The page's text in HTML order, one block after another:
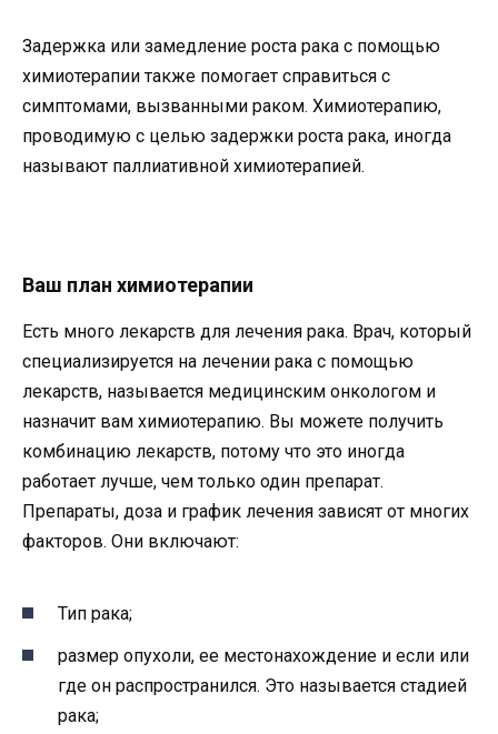
Задержка или замедление роста рака с помощью
химиотерапии также помогает справиться с
симптомами, вызванными раком. Химиотерапию,
проводимую с целью задержки роста рака, иногда
называют паллиативной химиотерапией.
Ваш план химиотерапии
Есть много лекарств для лечения рака. Врач, который
специализируется на лечении рака с помощью
лекарств, называется медицинским онкологом и
назначит вам химиотерапию. Вы можете получить
комбинацию лекарств, потому что это иногда
работает лучше, чем только один препарат.
Препараты, доза и график лечения зависят от многих
факторов. Они включают:
Тип рака;
размер опухоли, ее местонахождение и если или
где он распространился. Это называется стадией
рака;